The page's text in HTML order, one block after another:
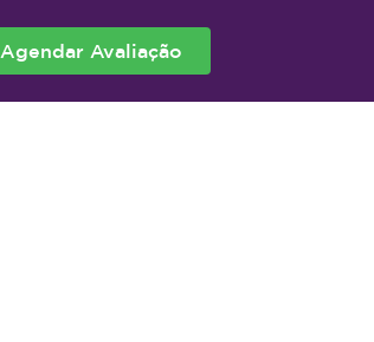
Agendar Avaliação